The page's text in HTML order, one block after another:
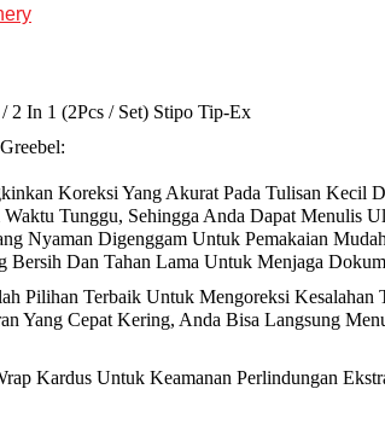
2 In 1 (2Pcs / Set) Stipo Tip-Ex
Koreksi Yang Akurat Pada Tulisan Kecil
Tunggu, Sehingga Anda Dapat Menulis
Nyaman Digenggam Untuk Pemakaian
Bersih Dan Tahan Lama Untuk Menjaga
Pilihan Terbaik Untuk Mengoreksi
Yang Cepat Kering, Anda Bisa Langsung
Kardus Untuk Keamanan Perlindungan